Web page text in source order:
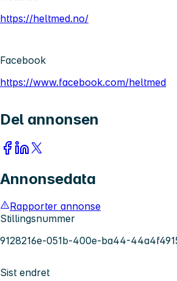
https://heltmed.no/
Facebook
https://www.facebook.com/heltmed
Del annonsen
Annonsedata
Rapporter annonse
Stillingsnummer
9128216e-051b-400e-ba44-
Sist endret